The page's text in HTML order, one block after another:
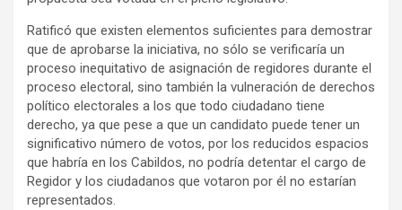
Ratificó que existen elementos suficientes para demostrar
que de aprobarse la iniciativa, no sólo se verificaría un
proceso inequitativo de asignación de regidores durante el
proceso electoral, sino también la vulneración de derechos
político electorales a los que todo ciudadano tiene
derecho, ya que pese a que un candidato puede tener un
significativo número de votos, por los reducidos espacios
que habría en los Cabildos, no podría detentar el cargo de
Regidor y los ciudadanos que votaron por él no estarían
representados.